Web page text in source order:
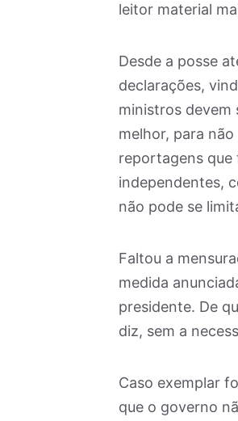
leitor material
Desde a posse
declarações,
ministros devem
melhor, para
reportagens que
independentes,
não pode se
Faltou a
medida
presidente. De
diz, sem a
Caso exemplar
que o governo